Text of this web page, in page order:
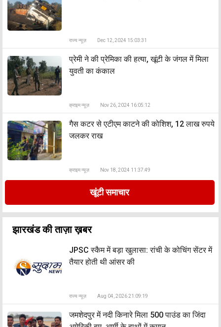
राज्य न्यूज़ Dec 12, 2024 15:03:31
प्रेमी ने की प्रेमिका की हत्या, खूंटी के जंगल में मिला
युवती का कंकाल
क्राइम न्यूज़ Nov 26, 2024 16:05:12
गैस कटर से एटीएम काटने की कोशिश, 12 लाख रुपये
जलकर राख
क्राइम न्यूज़ Nov 18, 2024 11:37:49
खूंटी समाचार
झारखंड की ताज़ा ख़बर
JPSC स्कैम में बड़ा खुलासा: रांची के कोचिंग सेंटर में
तैयार होती थी आंसर की
राज्य न्यूज़ Aug 04, 2026 21:09:19
जमशेदपुर में नदी किनारे मिला 500 पाउंड का जिंदा